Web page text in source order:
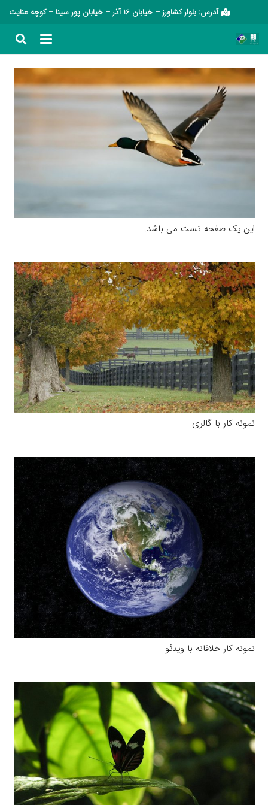
آدرس: بلوار کشاورز – خیابان 16 آذر – خیابان پور سینا – کوچه عنایت
این یک صفحه تست می باشد.
نمونه کار با گالری
نمونه کار خلاقانه با ویدئو